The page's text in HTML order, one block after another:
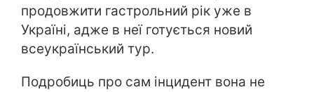
продовжити гастрольний рік уже в
Україні, адже в неї готується новий
всеукраїнський тур.
Подробиць про сам інцидент вона не